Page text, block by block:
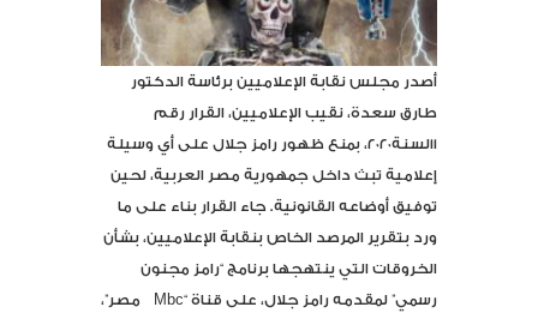
أصدر مجلس نقابة الإعلاميين برئاسة الدكتور
طارق سعدة، نقيب الإعلاميين، القرار رقم
١١لسنة٢٠٢٠، بمنع ظهور رامز جلال على أي وسيلة
إعلامية تبث داخل جمهورية مصر العربية، لحين
توفيق أوضاعه القانونية. جاء القرار بناء على ما
ورد بتقرير المرصد الخاص بنقابة الإعلاميين، بشأن
الخروقات التي ينتهجها برنامج “رامز مجنون
رسمي” لمقدمه رامز جلال، على قناة “Mbc مصر”،